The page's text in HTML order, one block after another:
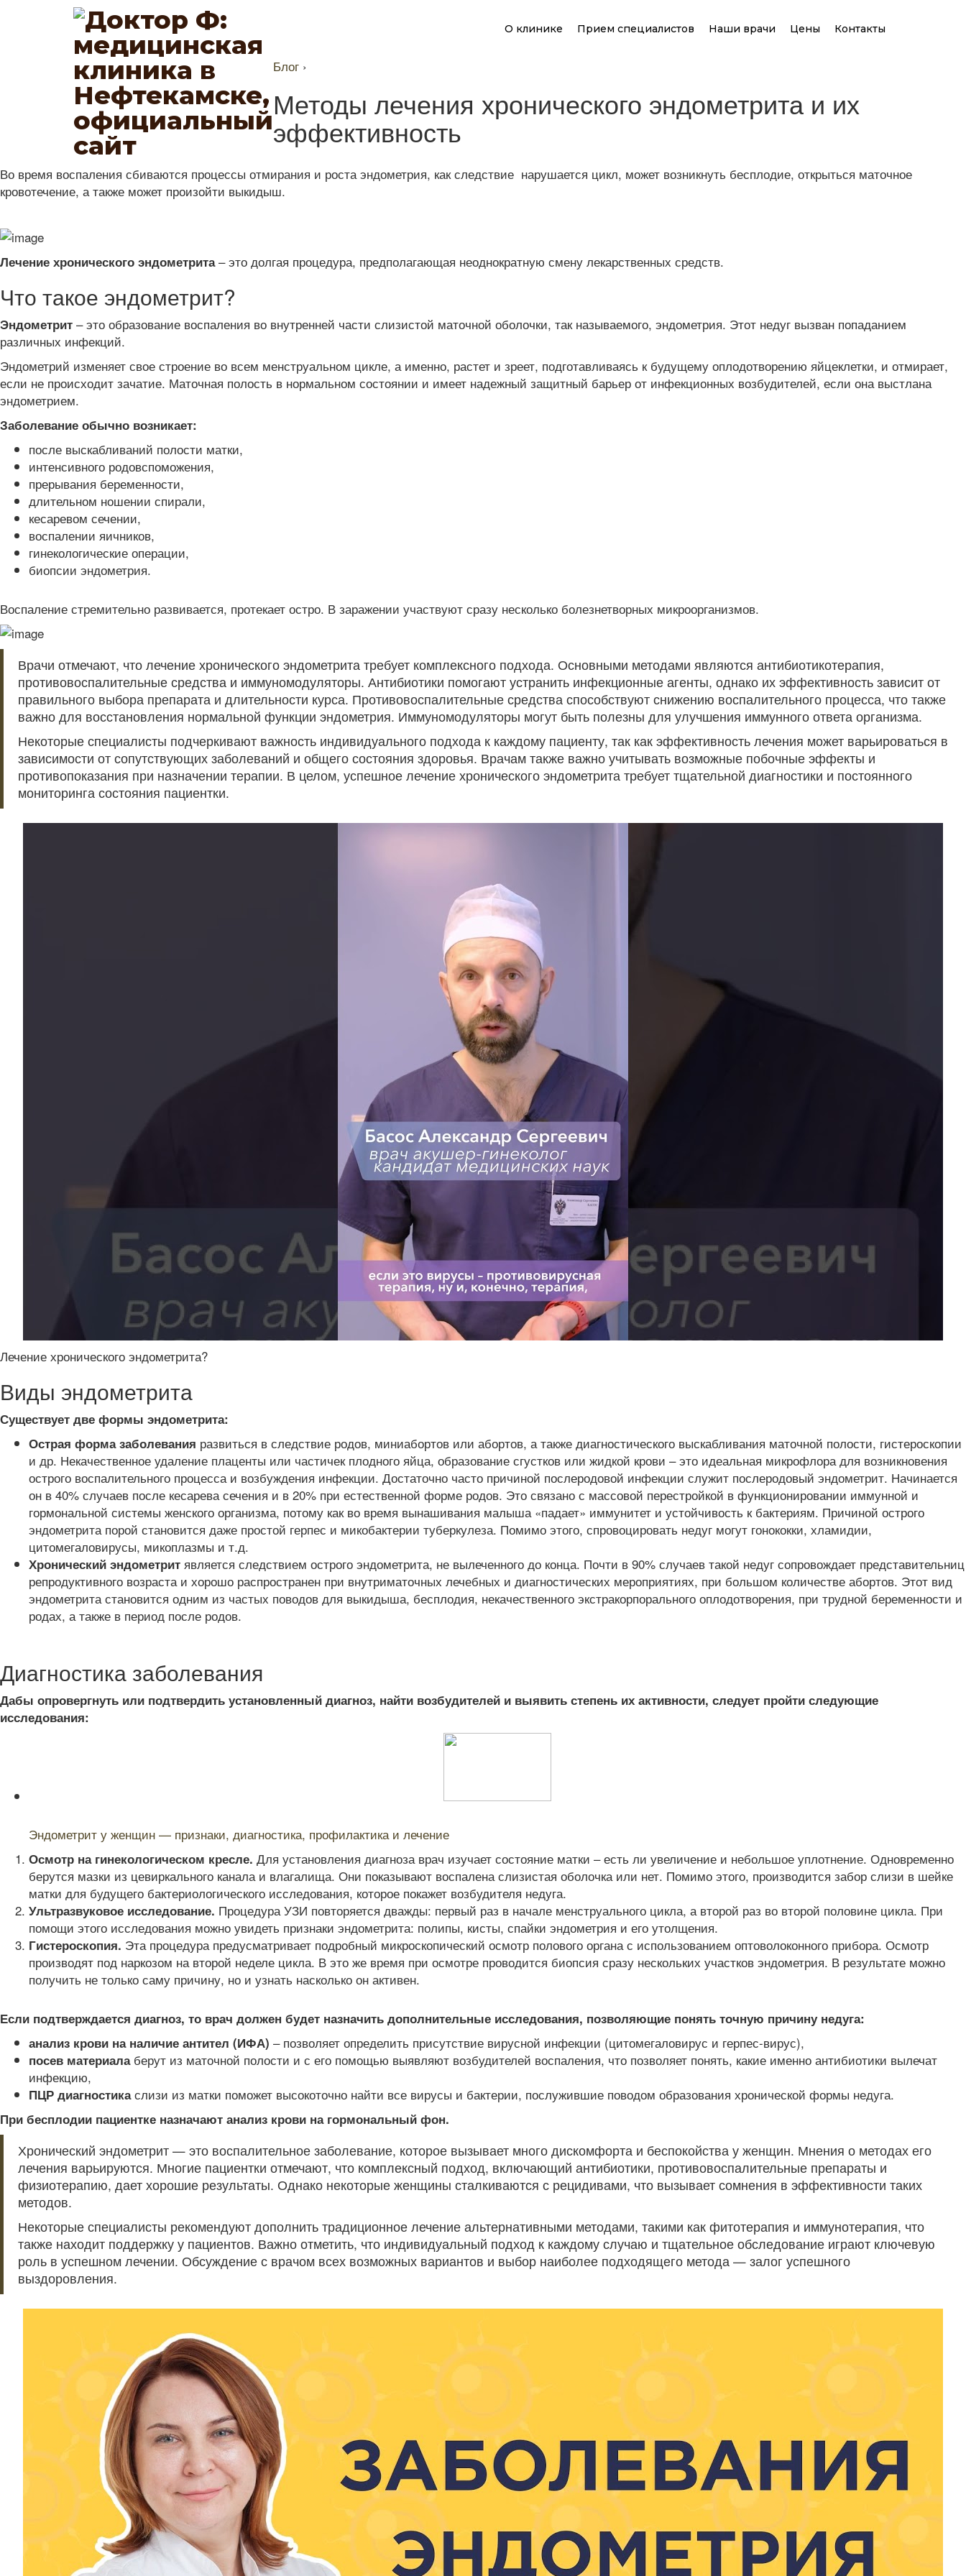
О клинике Прием специалистов Наши врачи Цены Контакты
Блог ›
Методы лечения хронического эндометрита и их
эффективность
Во время воспаления сбиваются процессы отмирания и роста эндометрия, как следствие нарушается цикл, может возникнуть бесплодие, открыться маточное
кровотечение, а также может произойти выкидыш.
Лечение хронического эндометрита– это долгая процедура, предполагающая неоднократную смену лекарственных средств.
Что такое эндометрит?
Эндометрит – это образование воспаления во внутренней части слизистой маточной оболочки, так называемого, эндометрия. Этот недуг вызван попаданием
различных инфекций.
Эндометрий изменяет свое строение во всем менструальном цикле, а именно, растет и зреет, подготавливаясь к будущему оплодотворению яйцеклетки, и отмирает,
если не происходит зачатие. Маточная полость в нормальном состоянии и имеет надежный защитный барьер от инфекционных возбудителей, если она выстлана
эндометрием.
Заболевание обычно возникает:
после выскабливаний полости матки,
интенсивного родовспоможения,
прерывания беременности,
длительном ношении спирали,
кесаревом сечении,
воспалении яичников,
гинекологические операции,
биопсии эндометрия.
Воспаление стремительно развивается, протекает остро. В заражении участвуют сразу несколько болезнетворных микроорганизмов.
Врачи отмечают, что лечение хронического эндометрита требует комплексного подхода. Основными методами являются антибиотикотерапия,
противовоспалительные средства и иммуномодуляторы. Антибиотики помогают устранить инфекционные агенты, однако их эффективность зависит от
правильного выбора препарата и длительности курса. Противовоспалительные средства способствуют снижению воспалительного процесса, что также
важно для восстановления нормальной функции эндометрия. Иммуномодуляторы могут быть полезны для улучшения иммунного ответа организма.
Некоторые специалисты подчеркивают важность индивидуального подхода к каждому пациенту, так как эффективность лечения может варьироваться в
зависимости от сопутствующих заболеваний и общего состояния здоровья. Врачам также важно учитывать возможные побочные эффекты и
противопоказания при назначении терапии. В целом, успешное лечение хронического эндометрита требует тщательной диагностики и постоянного
мониторинга состояния пациентки.
Лечение хронического эндометрита?
Виды эндометрита
Существует две формы эндометрита:
Острая форма заболевания развиться в следствие родов, миниабортов или абортов, а также диагностического выскабливания маточной полости, гистероскопии
и др. Некачественное удаление плаценты или частичек плодного яйца, образование сгустков или жидкой крови – это идеальная микрофлора для возникновения
острого воспалительного процесса и возбуждения инфекции. Достаточно часто причиной послеродовой инфекции служит послеродовый эндометрит. Начинается
он в 40% случаев после кесарева сечения и в 20% при естественной форме родов. Это связано с массовой перестройкой в функционировании иммунной и
гормональной системы женского организма, потому как во время вынашивания малыша «падает» иммунитет и устойчивость к бактериям. Причиной острого
эндометрита порой становится даже простой герпес и микобактерии туберкулеза. Помимо этого, спровоцировать недуг могут гонококки, хламидии,
цитомегаловирусы, микоплазмы и т.д.
Хронический эндометрит является следствием острого эндометрита, не вылеченного до конца. Почти в 90% случаев такой недуг сопровождает представительниц
репродуктивного возраста и хорошо распространен при внутриматочных лечебных и диагностических мероприятиях, при большом количестве абортов. Этот вид
эндометрита становится одним из частых поводов для выкидыша, бесплодия, некачественного экстракорпорального оплодотворения, при трудной беременности и
родах, а также в период после родов.
Диагностика заболевания
Дабы опровергнуть или подтвердить установленный диагноз, найти возбудителей и выявить степень их активности, следует пройти следующие
исследования:
Эндометрит у женщин — признаки, диагностика, профилактика и лечение
Осмотр на гинекологическом кресле. Для установления диагноза врач изучает состояние матки – есть ли увеличение и небольшое уплотнение. Одновременно
берутся мазки из цевиркального канала и влагалища. Они показывают воспалена слизистая оболочка или нет. Помимо этого, производится забор слизи в шейке
матки для будущего бактериологического исследования, которое покажет возбудителя недуга.
Ультразвуковое исследование. Процедура УЗИ повторяется дважды: первый раз в начале менструального цикла, а второй раз во второй половине цикла. При
помощи этого исследования можно увидеть признаки эндометрита: полипы, кисты, спайки эндометрия и его утолщения.
Гистероскопия. Эта процедура предусматривает подробный микроскопический осмотр полового органа с использованием оптоволоконного прибора. Осмотр
производят под наркозом на второй неделе цикла. В это же время при осмотре проводится биопсия сразу нескольких участков эндометрия. В результате можно
получить не только саму причину, но и узнать насколько он активен.
Если подтверждается диагноз, то врач должен будет назначить дополнительные исследования, позволяющие понять точную причину недуга:
анализ крови на наличие антител (ИФА) – позволяет определить присутствие вирусной инфекции (цитомегаловирус и герпес-вирус),
посев материалаберут из маточной полости и с его помощью выявляют возбудителей воспаления, что позволяет понять, какие именно антибиотики вылечат
инфекцию,
ПЦР диагностикаслизи из матки поможет высокоточно найти все вирусы и бактерии, послужившие поводом образования хронической формы недуга.
При бесплодии пациентке назначают анализ крови на гормональный фон.
Хронический эндометрит — это воспалительное заболевание, которое вызывает много дискомфорта и беспокойства у женщин. Мнения о методах его
лечения варьируются. Многие пациентки отмечают, что комплексный подход, включающий антибиотики, противовоспалительные препараты и
физиотерапию, дает хорошие результаты. Однако некоторые женщины сталкиваются с рецидивами, что вызывает сомнения в эффективности таких
методов.
Некоторые специалисты рекомендуют дополнить традиционное лечение альтернативными методами, такими как фитотерапия и иммунотерапия, что
также находит поддержку у пациентов. Важно отметить, что индивидуальный подход к каждому случаю и тщательное обследование играют ключевую
роль в успешном лечении. Обсуждение с врачом всех возможных вариантов и выбор наиболее подходящего метода — залог успешного
выздоровления.